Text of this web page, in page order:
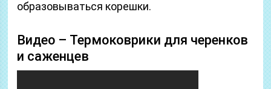
образовываться корешки.
Видео – Термоковрики для черенков
и саженцев